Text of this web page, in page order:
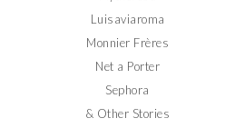
Luisaviaroma
Monnier Frères
Net a Porter
Sephora
& Other Stories